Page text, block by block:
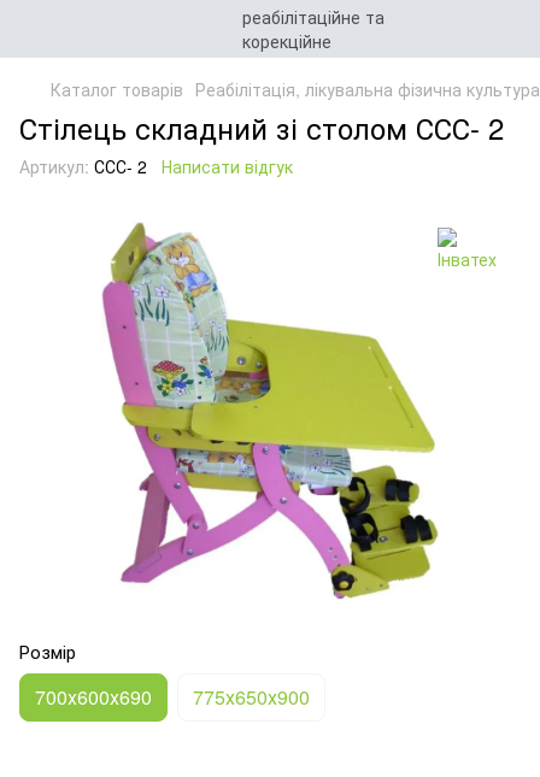
Каталог товарів Реабілітація, лікувальна фізична
Стілець складний зі столом ССС- 2
Артикул: ССС- 2 Написати відгук
Розмір
700х600х690 775х650х900